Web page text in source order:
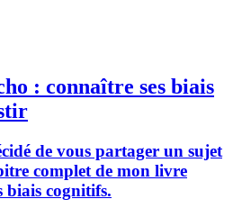
: connaître ses biais
de vous partager un sujet
complet de mon livre
biais cognitifs.